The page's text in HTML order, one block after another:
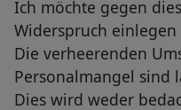
Ich möchte gegen
Widerspruch einlegen
Die verheerenden
Personalmangel sind
Dies wird weder